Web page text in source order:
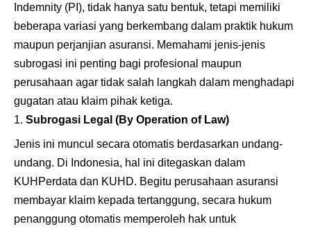
Indemnity (PI), tidak hanya satu bentuk, tetapi memiliki
beberapa variasi yang berkembang dalam praktik hukum
maupun perjanjian asuransi. Memahami jenis-jenis
subrogasi ini penting bagi profesional maupun
perusahaan agar tidak salah langkah dalam menghadapi
gugatan atau klaim pihak ketiga.
Subrogasi Legal (By Operation of Law)
Jenis ini muncul secara otomatis berdasarkan undang-
undang. Di Indonesia, hal ini ditegaskan dalam
KUHPerdata dan KUHD. Begitu perusahaan asuransi
membayar klaim kepada tertanggung, secara hukum
penanggung otomatis memperoleh hak untuk